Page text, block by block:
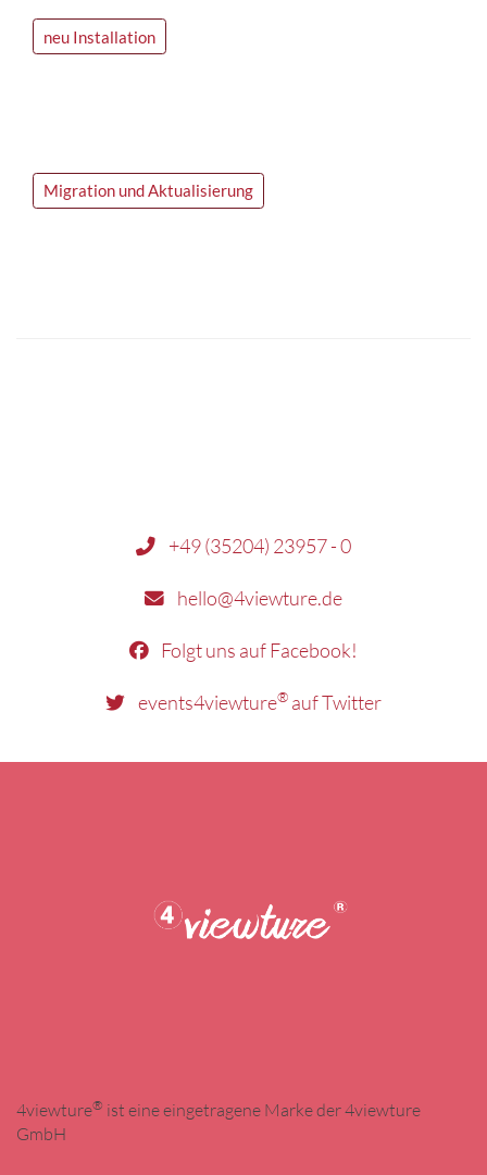
neu Installation
Migration und Aktualisierung
+49 (35204) 23957 - 0
hello@4viewture.de
Folgt uns auf Facebook!
events4viewture®auf Twitter
4viewture® ist eine eingetragene Marke der 4viewture
GmbH